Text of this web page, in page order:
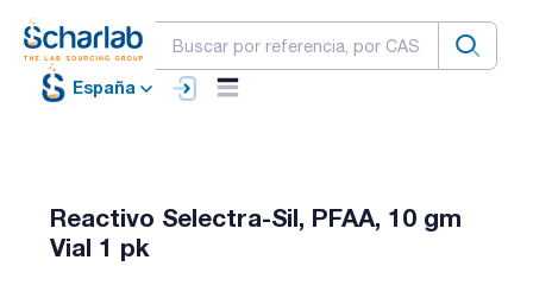
España
Reactivo Selectra-Sil, PFAA, 10 gm
Vial 1 pk